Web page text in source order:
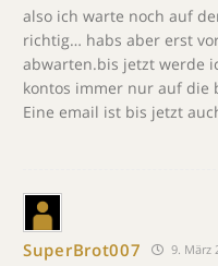
also ich warte noch auf
richtig… habs aber erst
abwarten.bis jetzt werde
kontos immer nur auf die
Eine email ist bis jetzt
SuperBrot007 9. März